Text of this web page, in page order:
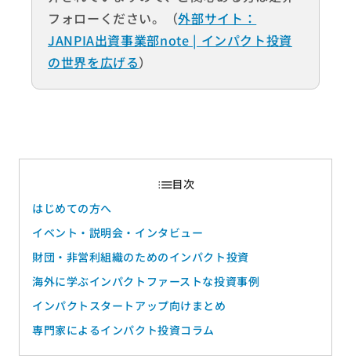
フォローください。（外部サイト：
JANPIA出資事業部note | インパクト投資
の世界を広げる）
はじめての方へ
イベント・説明会・インタビュー
財団・非営利組織のためのインパクト投資
海外に学ぶインパクトファーストな投資事例
インパクトスタートアップ向けまとめ
専門家によるインパクト投資コラム